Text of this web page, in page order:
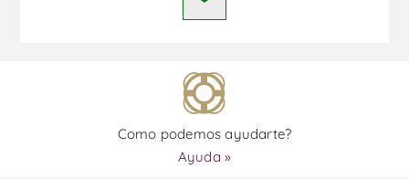
Como podemos ayudarte?
Ayuda »